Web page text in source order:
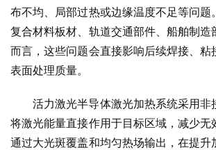
布不均、局部过热或边缘温度不足等问题
复合材料板材、轨道交通部件、船舶制造
而言，这些问题会直接影响后续焊接、粘
表面处理质量。
活力激光半导体激光加热系统采用非
将激光能量直接作用于目标区域，减少无
通过大光斑覆盖和均匀热场输出，在提升